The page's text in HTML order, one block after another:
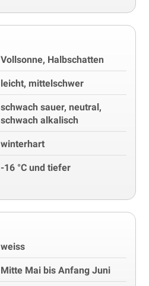
Vollsonne, Halbschatten
leicht, mittelschwer
schwach sauer, neutral,
schwach alkalisch
winterhart
-16 °C und tiefer
weiss
Mitte Mai bis Anfang Juni